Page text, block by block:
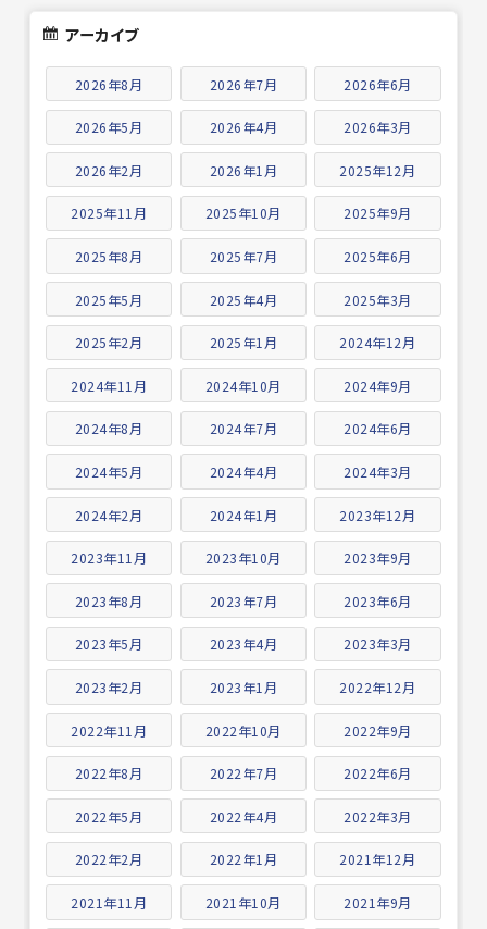
アーカイブ
2026年8月 2026年7月 2026年6月
2026年5月 2026年4月 2026年3月
2026年2月 2026年1月 2025年12月
2025年11月 2025年10月 2025年9月
2025年8月 2025年7月 2025年6月
2025年5月 2025年4月 2025年3月
2025年2月 2025年1月 2024年12月
2024年11月 2024年10月 2024年9月
2024年8月 2024年7月 2024年6月
2024年5月 2024年4月 2024年3月
2024年2月 2024年1月 2023年12月
2023年11月 2023年10月 2023年9月
2023年8月 2023年7月 2023年6月
2023年5月 2023年4月 2023年3月
2023年2月 2023年1月 2022年12月
2022年11月 2022年10月 2022年9月
2022年8月 2022年7月 2022年6月
2022年5月 2022年4月 2022年3月
2022年2月 2022年1月 2021年12月
2021年11月 2021年10月 2021年9月